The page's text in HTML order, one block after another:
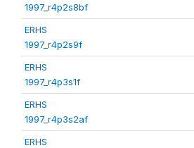
1997_r4p2s8bf
ERHS
1997_r4p2s9f
ERHS
1997_r4p3s1f
ERHS
1997_r4p3s2af
ERHS